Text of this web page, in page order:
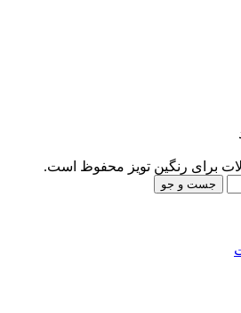
برای رنگین تویز محفوظ است.
جست و جو